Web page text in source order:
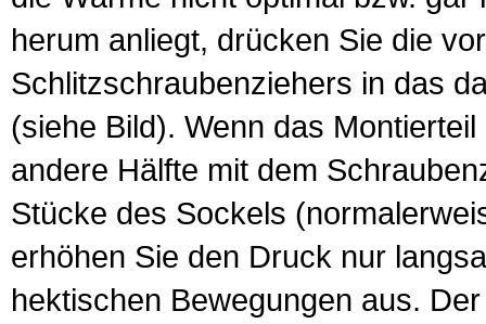
herum anliegt, drücken Sie die
Schlitzschraubenziehers in das
(siehe Bild). Wenn das
andere Hälfte mit dem
Stücke des Sockels
erhöhen Sie den Druck nur
hektischen Bewegungen aus.